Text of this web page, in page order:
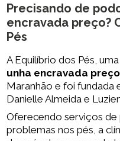
Precisando de
encravada preço?
Pés
A Equilíbrio dos Pés,
unha encravada preço
Maranhão e foi fundada
Danielle Almeida e
Oferecendo serviços
problemas nos pés, a